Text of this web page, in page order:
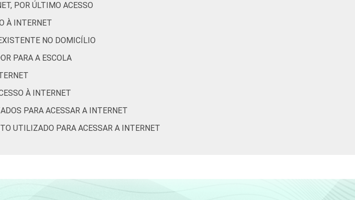
POR ÚLTIMO ACESSO
À INTERNET
NO DOMICÍLIO
PARA A ESCOLA
À INTERNET
PARA ACESSAR A INTERNET
UTILIZADO PARA ACESSAR A INTERNET